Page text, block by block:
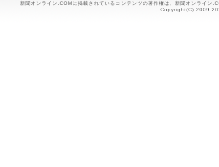
新聞オンライン.COMに掲載されているコンテンツの著作権は、新聞オンライン
Copyright(C) 2009-